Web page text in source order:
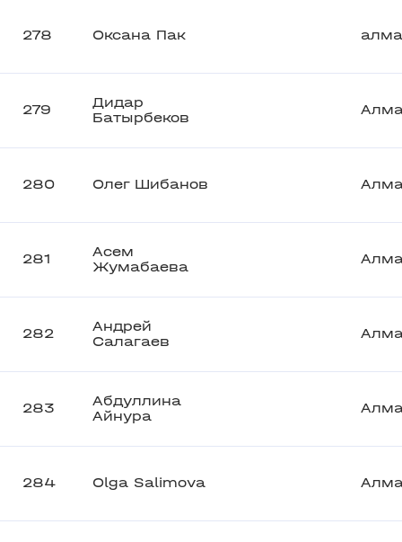
278 Оксана Пак
279
Дидар
Батырбеков
280 Олег Шибанов
281
Асем
Жумабаева
282
Андрей
Салагаев
283
Абдуллина
Айнура
284 Olga Salimova